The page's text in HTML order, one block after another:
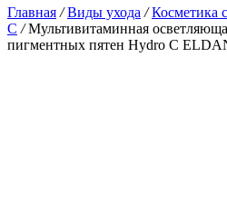
Главная /Виды ухода /Косметика
С /Мультивитаминная
пигментных пятен Hydro C